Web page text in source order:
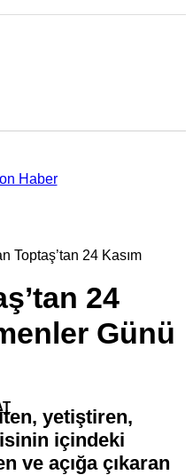
Toptaş’tan 24 Kasım
24
Günü
yetiştiren,
içindeki
ve açığa çıkaran